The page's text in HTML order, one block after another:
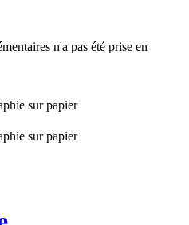
n'a pas été prise en